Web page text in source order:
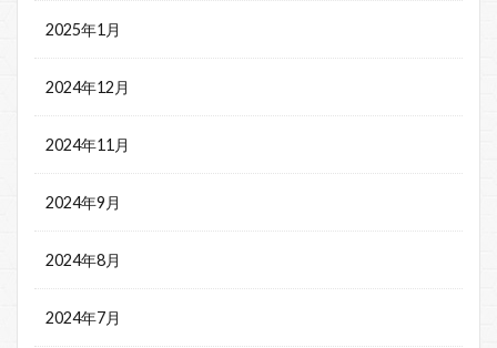
2025年1月
2024年12月
2024年11月
2024年9月
2024年8月
2024年7月